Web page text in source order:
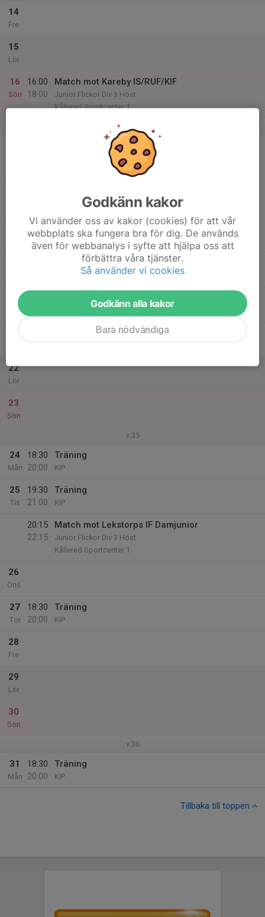
14
Fre
15
Lör
16
Sön
16:00
18:00
Match mot Kareby IS/RUF/KIF
Junior Flickor Div 3 Höst
Kållered Sportcenter 1
v.34
Match mot Näsets SK DJ 3
Junior Flickor Div 3 Höst
Näset Yuncture Arena
19:30
21:00
Träning
KIP
20
Tor
22
Lör
23
Sön
v.35
24
Mån
18:30
20:00
Träning
KIP
25
Tis
19:30
21:00
Träning
KIP
20:15
22:15
Match mot Lekstorps IF Damjunior
Junior Flickor Div 3 Höst
Kållered Sportcenter 1
26
Ons
27
Tor
18:30
20:00
Träning
KIP
28
Fre
29
Lör
30
Sön
v.36
31
Mån
18:30
20:00
Träning
KIP
Tillbaka till toppen
Godkänn kakor
Vi använder oss av kakor (cookies) för att vår
webbplats ska fungera bra för dig. De används
även för webbanalys i syfte att hjälpa oss att
förbättra våra tjänster.
Så använder vi cookies
Godkänn alla kakor
Bara nödvändiga